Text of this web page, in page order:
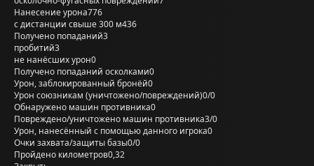
Нанесение урона776
с дистанции свыше 300 м436
Получено попаданий3
пробитий3
не нанёсших урон0
Получено попаданий осколками0
Урон, заблокированный бронёй0
Урон союзникам (уничтожено/повреждений)0/0
Обнаружено машин противника0
Повреждено/уничтожено машин противника3/0
Урон, нанесённый с помощью данного игрока0
Очки захвата/защиты базы0/0
Пройдено километров0,32